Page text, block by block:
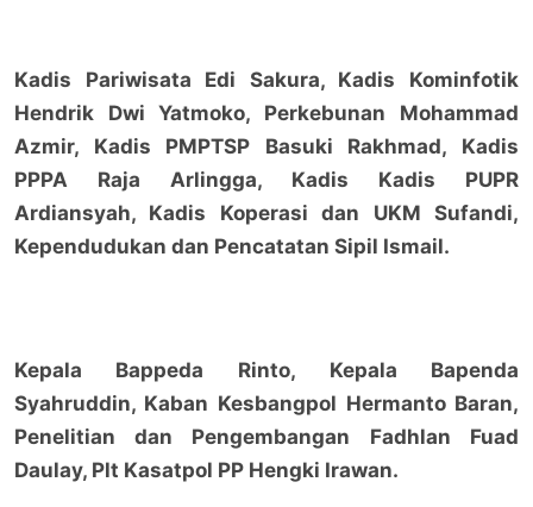
Kadis Pariwisata Edi Sakura, Kadis Kominfotik
Hendrik Dwi Yatmoko, Perkebunan Mohammad
Azmir, Kadis PMPTSP Basuki Rakhmad, Kadis
PPPA Raja Arlingga, Kadis Kadis PUPR
Ardiansyah, Kadis Koperasi dan UKM Sufandi,
Kependudukan dan Pencatatan Sipil Ismail.
Kepala Bappeda Rinto, Kepala Bapenda
Syahruddin, Kaban Kesbangpol Hermanto Baran,
Penelitian dan Pengembangan Fadhlan Fuad
Daulay, Plt Kasatpol PP Hengki Irawan.